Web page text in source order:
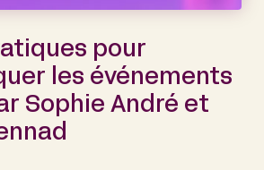
pour
les événements
Sophie André et